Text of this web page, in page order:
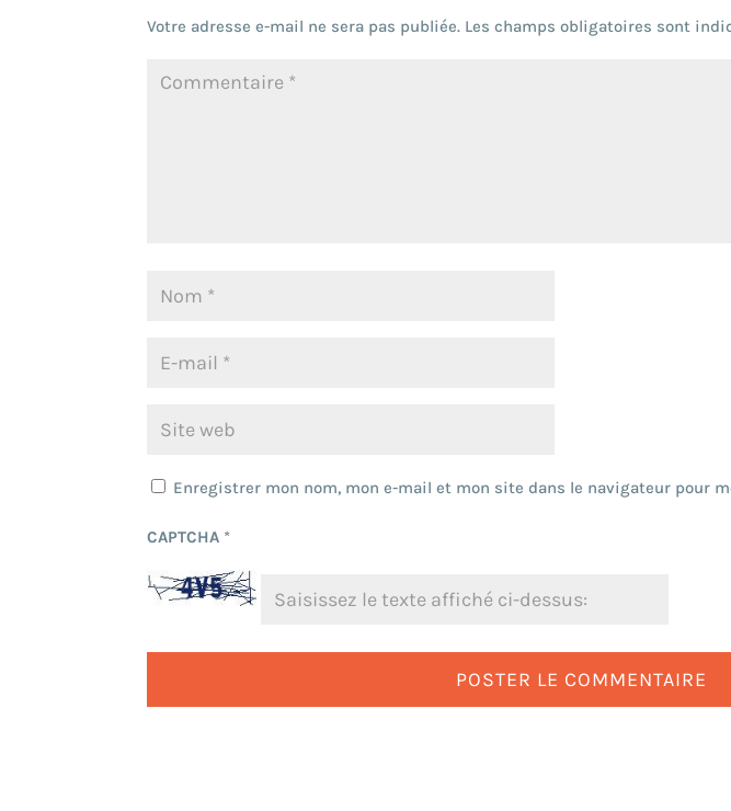
Votre adresse e-mail ne sera pas publiée. Les champs obligatoires sont
Enregistrer mon nom, mon e-mail et mon site dans le navigateur pour
CAPTCHA *